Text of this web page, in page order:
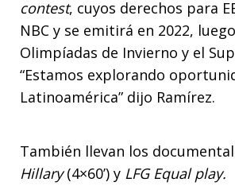
contest, cuyos derechos para
NBC y se emitirá en 2022,
Olimpíadas de Invierno y el
“Estamos explorando
Latinoamérica” dijo Ramírez.
También llevan los
Hillary(4×60’) y LFG Equal play.